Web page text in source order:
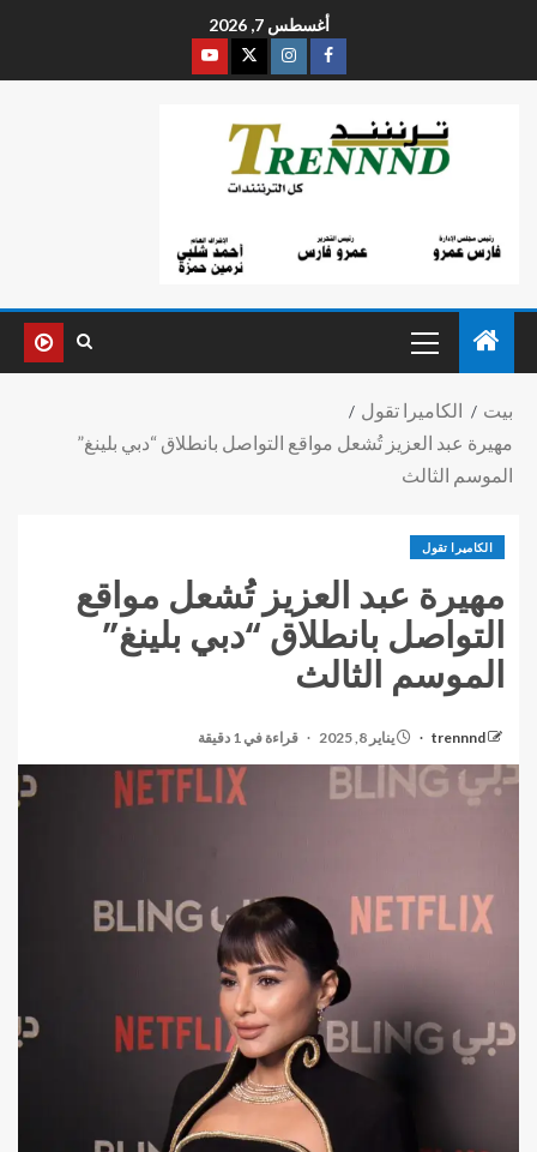
أغسطس 7, 2026
بيت
الكاميرا تقول
مهيرة عبد العزيز تُشعل مواقع التواصل بانطلاق “دبي بلينغ”
الموسم الثالث
الكاميرا تقول
مهيرة عبد العزيز تُشعل مواقع
التواصل بانطلاق “دبي بلينغ”
الموسم الثالث
trennnd يناير 8, 2025 قراءة في 1 دقيقة